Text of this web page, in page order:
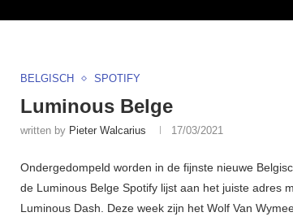
BELGISCH SPOTIFY
Luminous Belge
written by Pieter Walcarius 17/03/2021
Ondergedompeld worden in de fijnste nieuwe
de Luminous Belge Spotify lijst aan het juiste adres
Luminous Dash. Deze week zijn het Wolf Van